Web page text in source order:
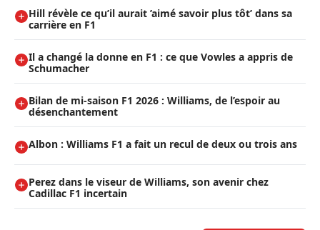
Hill révèle ce qu’il aurait ’aimé savoir plus tôt’ dans sa
carrière en F1
Il a changé la donne en F1 : ce que Vowles a appris de
Schumacher
Bilan de mi-saison F1 2026 : Williams, de l’espoir au
désenchantement
Albon : Williams F1 a fait un recul de deux ou trois ans
Perez dans le viseur de Williams, son avenir chez
Cadillac F1 incertain